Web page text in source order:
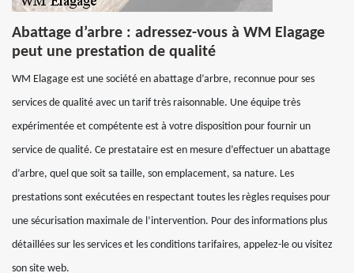
Abattage d’arbre : adressez-vous à WM Elagage
peut une prestation de qualité
WM Elagage est une société en abattage d’arbre, reconnue pour ses
services de qualité avec un tarif très raisonnable. Une équipe très
expérimentée et compétente est à votre disposition pour fournir un
service de qualité. Ce prestataire est en mesure d’effectuer un abattage
d’arbre, quel que soit sa taille, son emplacement, sa nature. Les
prestations sont exécutées en respectant toutes les règles requises pour
une sécurisation maximale de l’intervention. Pour des informations plus
détaillées sur les services et les conditions tarifaires, appelez-le ou visitez
son site web.